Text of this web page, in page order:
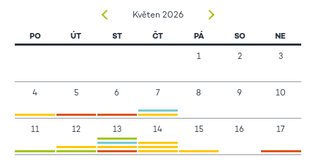
Květen 2026
PO ÚT ST ČT PÁ SO NE
1 2 3
4 5 6 7 8 9 10
11 12 13 14 15 16 17